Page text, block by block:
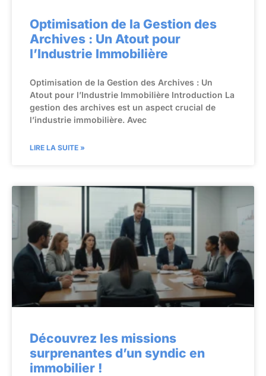
Optimisation de la Gestion des
Archives : Un Atout pour
l’Industrie Immobilière
Optimisation de la Gestion des Archives : Un
Atout pour l’Industrie Immobilière Introduction La
gestion des archives est un aspect crucial de
l’industrie immobilière. Avec
LIRE LA SUITE »
Découvrez les missions
surprenantes d’un syndic en
immobilier !